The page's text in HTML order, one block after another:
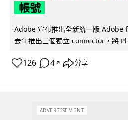
帳號
Adobe 宣布推出全新統一版 Adobe
去年推出三個獨立 connector，將
126 4 ↗ 分享
ADVERTISEMENT